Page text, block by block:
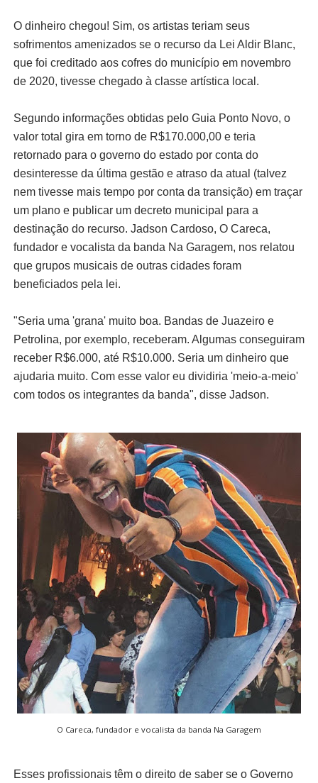
O dinheiro chegou! Sim, os artistas teriam seus
sofrimentos amenizados se o recurso da Lei Aldir Blanc,
que foi creditado aos cofres do município em novembro
de 2020, tivesse chegado à classe artística local.
Segundo informações obtidas pelo Guia Ponto Novo, o
valor total gira em torno de R$170.000,00 e teria
retornado para o governo do estado por conta do
desinteresse da última gestão e atraso da atual (talvez
nem tivesse mais tempo por conta da transição) em traçar
um plano e publicar um decreto municipal para a
destinação do recurso. Jadson Cardoso, O Careca,
fundador e vocalista da banda Na Garagem, nos relatou
que grupos musicais de outras cidades foram
beneficiados pela lei.
"Seria uma 'grana' muito boa. Bandas de Juazeiro e
Petrolina, por exemplo, receberam. Algumas conseguiram
receber R$6.000, até R$10.000. Seria um dinheiro que
ajudaria muito. Com esse valor eu dividiria 'meio-a-meio'
com todos os integrantes da banda", disse Jadson.
O Careca, fundador e vocalista da banda Na Garagem
Esses profissionais têm o direito de saber se o Governo